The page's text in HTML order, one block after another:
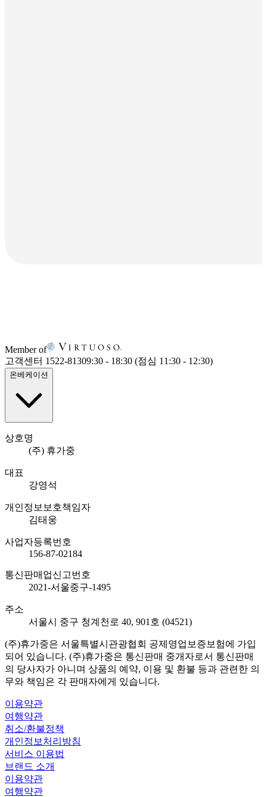
Member of
고객센터 1522-81309:30 - 18:30 (점심 11:30 - 12:30)
온베케이션
상호명
(주) 휴가중
대표
강영석
개인정보보호책임자
김태웅
사업자등록번호
156-87-02184
통신판매업신고번호
2021-서울중구-1495
주소
서울시 중구 청계천로 40, 901호 (04521)
(주)휴가중은 서울특별시관광협회 공제영업보증보험에 가입
되어 있습니다. (주)휴가중은 통신판매 중개자로서 통신판매
의 당사자가 아니며 상품의 예약, 이용 및 환불 등과 관련한 의
무와 책임은 각 판매자에게 있습니다.
이용약관
여행약관
취소/환불정책
개인정보처리방침
서비스 이용법
브랜드 소개
이용약관
여행약관